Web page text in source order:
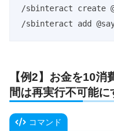
/sbinteract create
/sbinteract add
【例2】お金を10
間は再実行不可能に
コマンド